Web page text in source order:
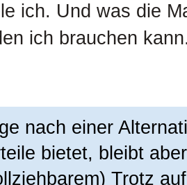
ich. Und was die
ich brauchen
nach einer
bietet, bleibt
Trotz